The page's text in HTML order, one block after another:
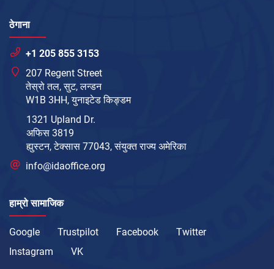
ठेगाना
+1 205 855 3153
207 Regent Street
तेस्रो तल, सुट, लन्डन
W1B 3HH, युनाइटेड किङ्डम
1321 Upland Dr.
अफिस 3819
ह्युस्टन, टेक्सास 77043, संयुक्त राज्य अमेरिका
info@idaoffice.org
हाम्रो सामाजिक
Google Trustpilot Facebook
Twitter
Instagram
VK